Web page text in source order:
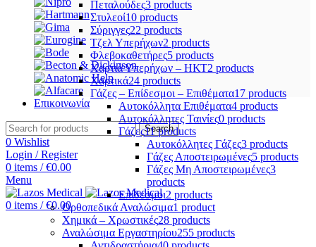
Επικοινωνία
Search
0 Wishlist
Login / Register
0 items / €0.00
Menu
0 items / €0.00
Πεταλούδες3 products
Στυλεοί10 products
Σύριγγες22 products
Τζελ Υπερήχων2 products
Φλεβοκαθετήρες5 products
Χαρτιά Υπερήχων – ΗΚΤ2 products
Χαρτικά24 products
Γάζες – Επίδεσμοι – Επιθέματα17 products
Αυτοκόλλητα Επιθέματα4 products
Αυτοκόλλητες Ταινίες0 products
Γάζες11 products
Αυτοκόλλητες Γάζες3 products
Γάζες Αποστειρωμένες5 products
Γάζες Μη Αποστειρωμένες3
products
Επίδεσμοι2 products
Ορθοπεδικά Αναλώσιμα1 product
Χημικά – Χρωστικές28 products
Αναλώσιμα Εργαστηρίου255 products